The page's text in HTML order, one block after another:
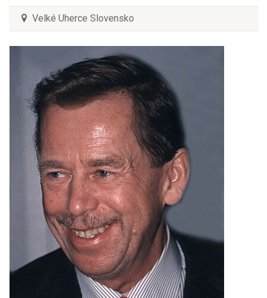
Velké Uherce Slovensko